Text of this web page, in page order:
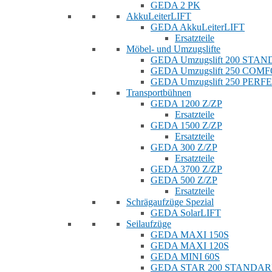
GEDA 2 PK
AkkuLeiterLIFT
GEDA AkkuLeiterLIFT
Ersatzteile
Möbel- und Umzugslifte
GEDA Umzugslift 200
GEDA Umzugslift 250
GEDA Umzugslift 250
Transportbühnen
GEDA 1200 Z/ZP
Ersatzteile
GEDA 1500 Z/ZP
Ersatzteile
GEDA 300 Z/ZP
Ersatzteile
GEDA 3700 Z/ZP
GEDA 500 Z/ZP
Ersatzteile
Schrägaufzüge Spezial
GEDA SolarLIFT
Seilaufzüge
GEDA MAXI 150S
GEDA MAXI 120S
GEDA MINI 60S
GEDA STAR 200